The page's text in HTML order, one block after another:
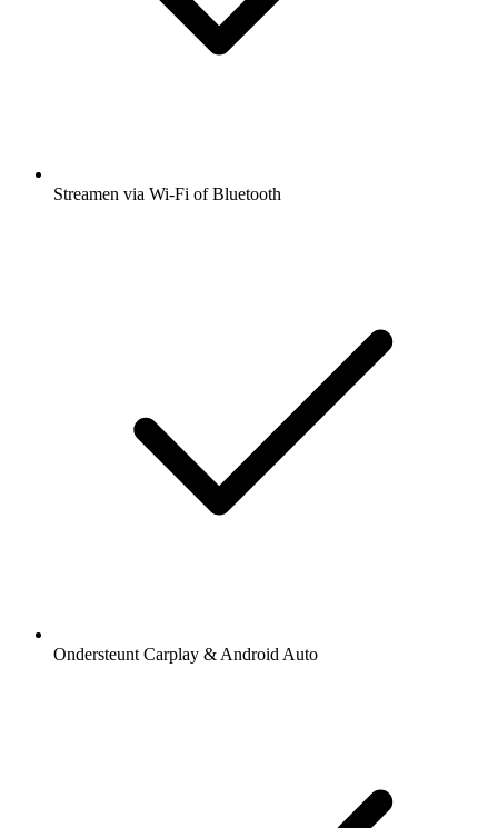
Streamen via Wi-Fi of Bluetooth
Ondersteunt Carplay & Android Auto